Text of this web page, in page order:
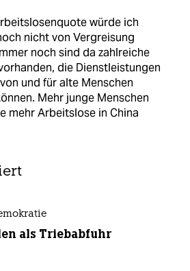
würde ich
nicht von Vergreisung
noch sind da zahlreiche
die Dienstleistungen
und für alte Menschen
Mehr junge Menschen
mehr Arbeitslose in China
als Triebabfuhr